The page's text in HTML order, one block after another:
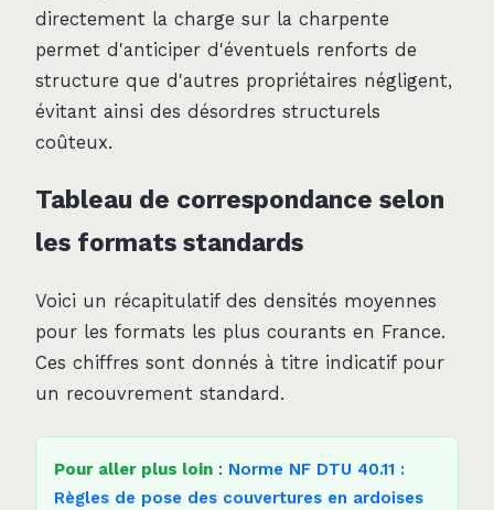
directement la charge sur la charpente
permet d'anticiper d'éventuels renforts de
structure que d'autres propriétaires négligent,
évitant ainsi des désordres structurels
coûteux.
Tableau de correspondance selon
les formats standards
Voici un récapitulatif des densités moyennes
pour les formats les plus courants en France.
Ces chiffres sont donnés à titre indicatif pour
un recouvrement standard.
Pour aller plus loin : Norme NF DTU 40.11 :
Règles de pose des couvertures en ardoises